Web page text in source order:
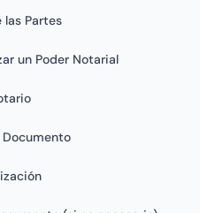
Partes
un Poder Notarial
Documento